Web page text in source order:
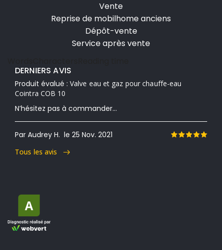
Vente
Reprise de mobilhome anciens
Dépôt-vente
Service après vente
DERNIERS AVIS
Produit évalué : Valve eau et gaz pour chauffe-eau
Cointra COB 10
N’hésitez pas à commander...
Par Audrey H. le 25 Nov. 2021
Tous les avis